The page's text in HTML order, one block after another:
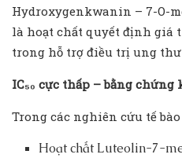
Hydroxygenkwanin – 7-O-
là hoạt chất quyết định giá
trong hỗ trợ điều trị ung
IC₅₀ cực thấp – bằng
Trong các nghiên cứu tế bào
Hoạt chất Luteolin-7-